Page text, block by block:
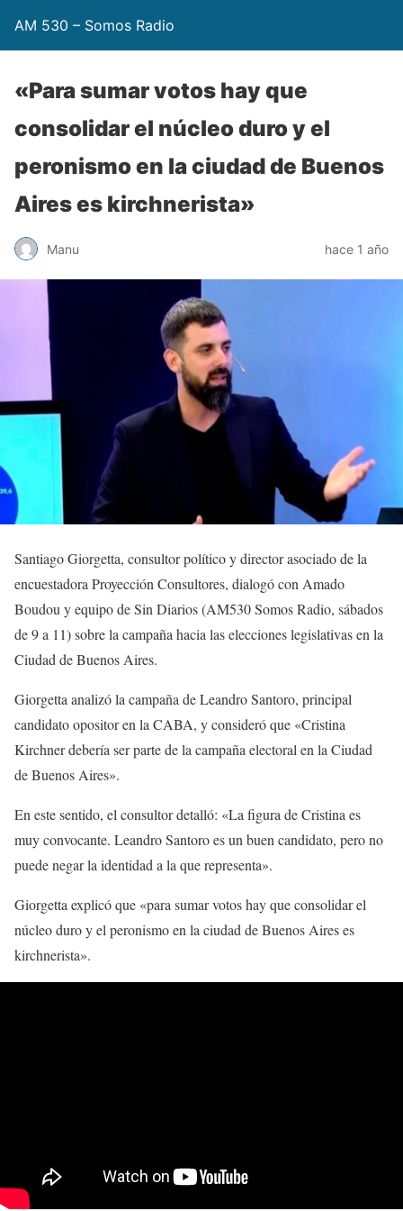
AM 530 – Somos Radio
«Para sumar votos hay que
consolidar el núcleo duro y el
peronismo en la ciudad de Buenos
Aires es kirchnerista»
Manu hace 1 año
Santiago Giorgetta, consultor político y director asociado de la
encuestadora Proyección Consultores, dialogó con Amado
Boudou y equipo de Sin Diarios (AM530 Somos Radio, sábados
de 9 a 11) sobre la campaña hacia las elecciones legislativas en la
Ciudad de Buenos Aires.
Giorgetta analizó la campaña de Leandro Santoro, principal
candidato opositor en la CABA, y consideró que «Cristina
Kirchner debería ser parte de la campaña electoral en la Ciudad
de Buenos Aires».
En este sentido, el consultor detalló: «La figura de Cristina es
muy convocante. Leandro Santoro es un buen candidato, pero no
puede negar la identidad a la que representa».
Giorgetta explicó que «para sumar votos hay que consolidar el
núcleo duro y el peronismo en la ciudad de Buenos Aires es
kirchnerista».